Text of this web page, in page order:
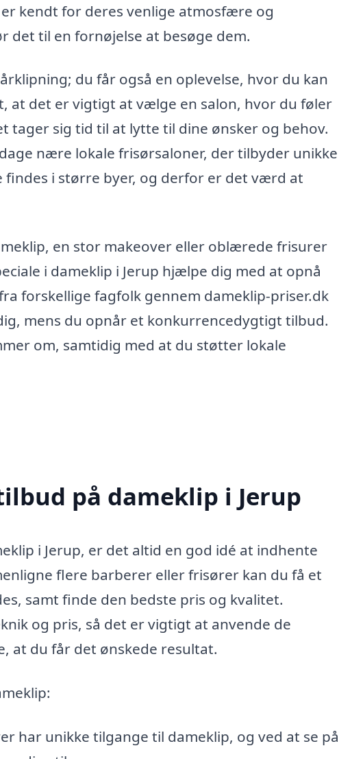
kendt for deres venlige atmosfære og
det til en fornøjelse at besøge dem.
du får også en oplevelse, hvor du kan
at det er vigtigt at vælge en salon, hvor du føler
tager sig tid til at lytte til dine ønsker og behov.
nære lokale frisørsaloner, der tilbyder unikke
findes i større byer, og derfor er det værd at
en stor makeover eller oblærede frisurer
i dameklip i Jerup hjælpe dig med at opnå
forskellige fagfolk gennem dameklip-priser.dk
mens du opnår et konkurrencedygtigt tilbud.
om, samtidig med at du støtter lokale
på dameklip i Jerup
i Jerup, er det altid en god idé at indhente
flere barberer eller frisører kan du få et
samt finde den bedste pris og kvalitet.
og pris, så det er vigtigt at anvende de
at du får det ønskede resultat.
har unikke tilgange til dameklip, og ved at se på